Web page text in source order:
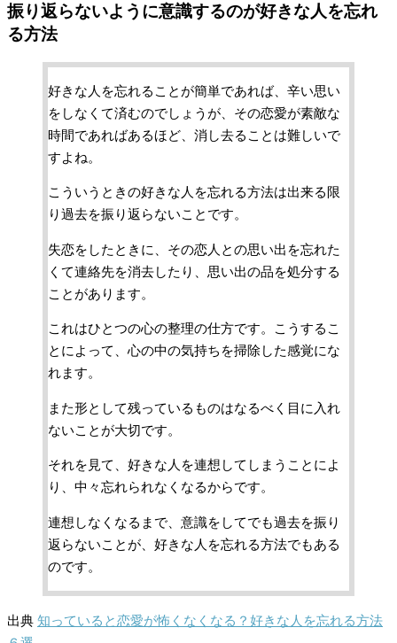
振り返らないように意識するのが好きな人を忘れ
る方法
好きな人を忘れることが簡単であれば、辛い思い
をしなくて済むのでしょうが、その恋愛が素敵な
時間であればあるほど、消し去ることは難しいで
すよね。
こういうときの好きな人を忘れる方法は出来る限
り過去を振り返らないことです。
失恋をしたときに、その恋人との思い出を忘れた
くて連絡先を消去したり、思い出の品を処分する
ことがあります。
これはひとつの心の整理の仕方です。こうするこ
とによって、心の中の気持ちを掃除した感覚にな
れます。
また形として残っているものはなるべく目に入れ
ないことが大切です。
それを見て、好きな人を連想してしまうことによ
り、中々忘れられなくなるからです。
連想しなくなるまで、意識をしてでも過去を振り
返らないことが、好きな人を忘れる方法でもある
のです。
出典 知っていると恋愛が怖くなくなる？好きな人を忘れる方法